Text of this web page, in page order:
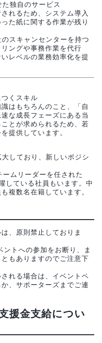
独自のサービス
れるため、システム導入
た紙に関する作業が残り
スキャンセンターを持つ
ングや事務作業を代行
レベルの業務効率化を提
くスキル
はもちろんのこと、「自
な成長フェーズにある当
とが求められるため、若
提供しています。
しており、新しいポジシ
ムリーダーを任された
している社員もいます。中
複数名在籍しています。
、原則禁止しておりま
トへの参加をお断り、ま
もありますのでご注意下
れる場合は、イベントペ
、サポーターズまでご連
援金支給につい